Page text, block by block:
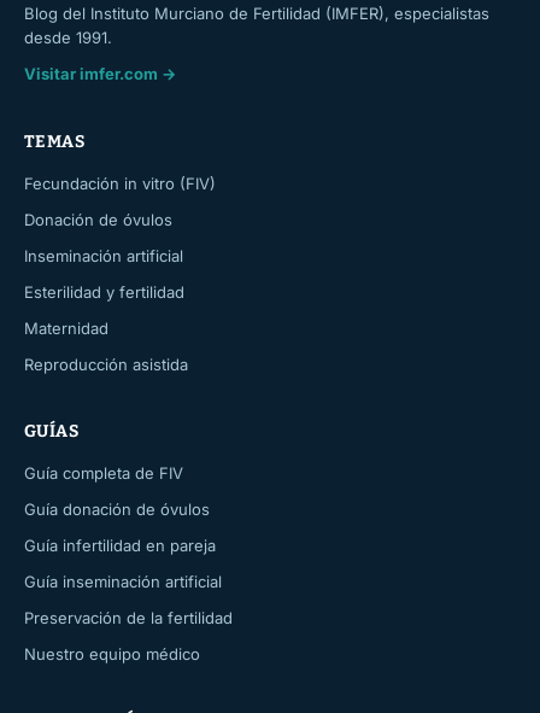
Blog del Instituto Murciano de Fertilidad (IMFER), especialistas
desde 1991.
Visitar imfer.com →
TEMAS
Fecundación in vitro (FIV)
Donación de óvulos
Inseminación artificial
Esterilidad y fertilidad
Maternidad
Reproducción asistida
GUÍAS
Guía completa de FIV
Guía donación de óvulos
Guía infertilidad en pareja
Guía inseminación artificial
Preservación de la fertilidad
Nuestro equipo médico